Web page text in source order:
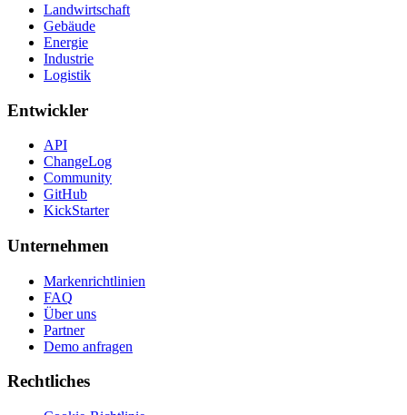
Landwirtschaft
Gebäude
Energie
Industrie
Logistik
Entwickler
API
ChangeLog
Community
GitHub
KickStarter
Unternehmen
Markenrichtlinien
FAQ
Über uns
Partner
Demo anfragen
Rechtliches